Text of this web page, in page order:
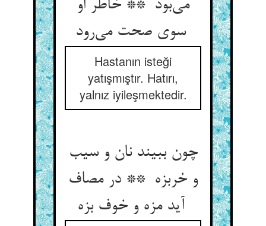
می‌بود ** خاطر او
سوی صحت می‌رود
Hastanın isteği
yatışmıştır. Hatırı,
yalnız iyileşmektedir.
چون ببیند نان و سیب
و خربزه ** در مصاف